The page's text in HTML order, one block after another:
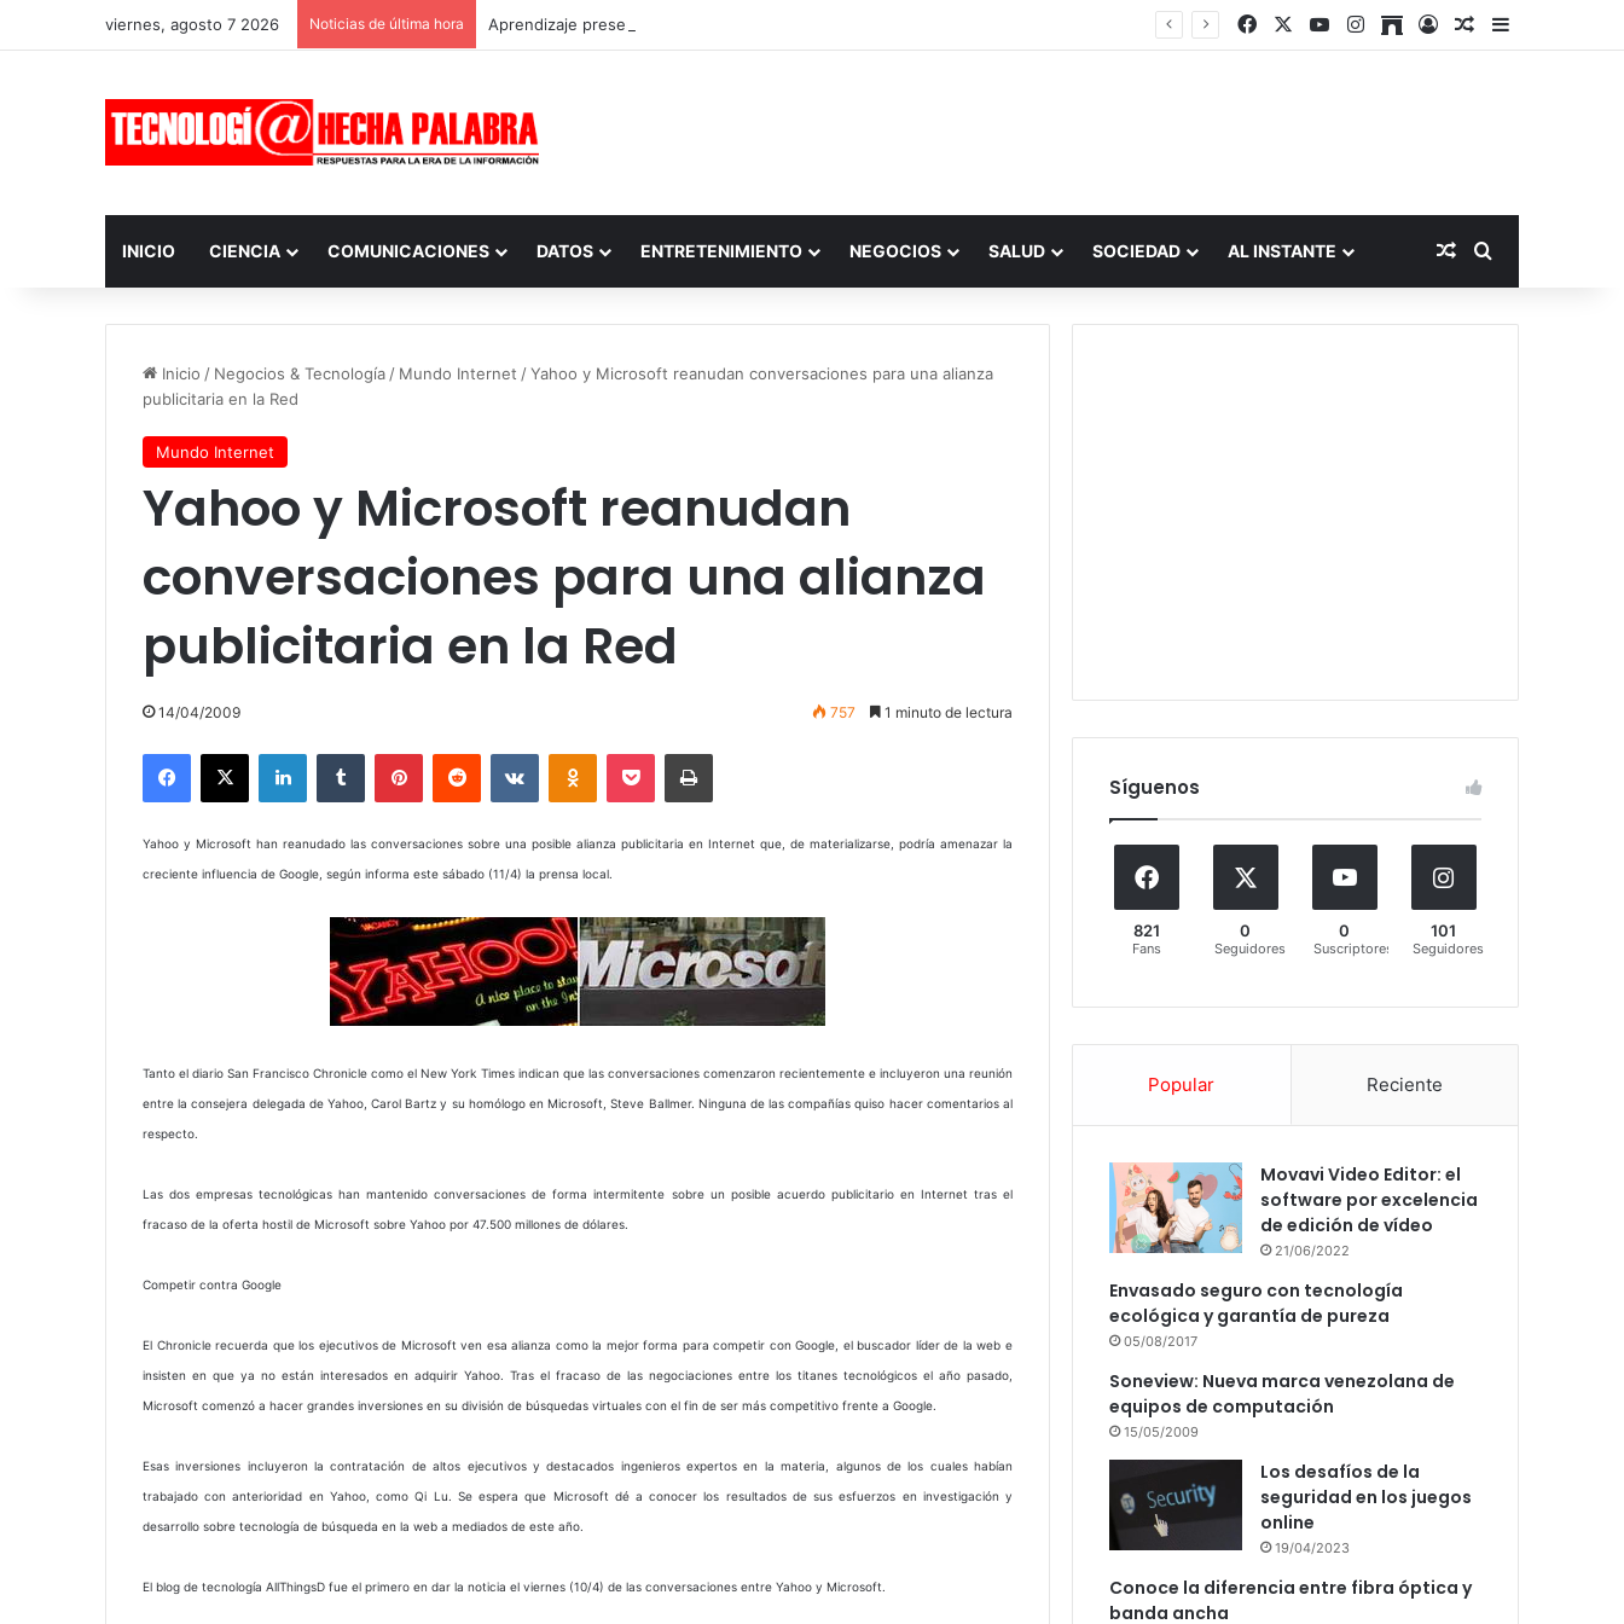
viernes, agosto 7 2026 Noticias de última hora Aprendizaje presencial vs. por internet FacebookYouTubeInstagram
ArchiveAccesoPublicación al
Barra lateral
INICIO CIENCIA COMUNICACIONES DATOS ENTRETENIMIENTO NEGOCIOS SALUD SOCIEDAD AL INSTANTE Publicación al
Buscar por
Inicio / Negocios & Tecnología / Mundo Internet /Yahoo y Microsoft reanudan conversaciones para una alianza
publicitaria en la Red
Mundo Internet
Yahoo y Microsoft reanudan
conversaciones para una alianza
publicitaria en la Red
14/04/2009 757 1 minuto de lectura
Facebook
X LinkedInTumblr PinterestReddit VKontakteOdnoklassniki
Pocket Imprimir
Yahoo y Microsoft han reanudado las conversaciones sobre una posible alianza publicitaria en Internet que, de materializarse, podría amenazar la
creciente influencia de Google, según informa este sábado (11/4) la prensa local.
Tanto el diario San Francisco Chronicle como el New York Times indican que las conversaciones comenzaron recientemente e incluyeron una reunión
entre la consejera delegada de Yahoo, Carol Bartz y su homólogo en Microsoft, Steve Ballmer. Ninguna de las compañías quiso hacer comentarios al
respecto.
Las dos empresas tecnológicas han mantenido conversaciones de forma intermitente sobre un posible acuerdo publicitario en Internet tras el
fracaso de la oferta hostil de Microsoft sobre Yahoo por 47.500 millones de dólares.
Competir contra Google
El Chronicle recuerda que los ejecutivos de Microsoft ven esa alianza como la mejor forma para competir con Google, el buscador líder de la web e
insisten en que ya no están interesados en adquirir Yahoo. Tras el fracaso de las negociaciones entre los titanes tecnológicos el año pasado,
Microsoft comenzó a hacer grandes inversiones en su división de búsquedas virtuales con el fin de ser más competitivo frente a Google.
Esas inversiones incluyeron la contratación de altos ejecutivos y destacados ingenieros expertos en la materia, algunos de los cuales habían
trabajado con anterioridad en Yahoo, como Qi Lu. Se espera que Microsoft dé a conocer los resultados de sus esfuerzos en investigación y
desarrollo sobre tecnología de búsqueda en la web a mediados de este año.
El blog de tecnología AllThingsD fue el primero en dar la noticia el viernes (10/4) de las conversaciones entre Yahoo y Microsoft.
Síguenos
821
Fans
0
Seguidores
0
Suscriptores
101
Seguidores
Popular Reciente
Movavi Video Editor: el
software por excelencia
de edición de vídeo
21/06/2022
Envasado seguro con tecnología
ecológica y garantía de pureza
05/08/2017
Soneview: Nueva marca venezolana de
equipos de computación
15/05/2009
Los desafíos de la
seguridad en los juegos
online
19/04/2023
Conoce la diferencia entre fibra óptica y
banda ancha